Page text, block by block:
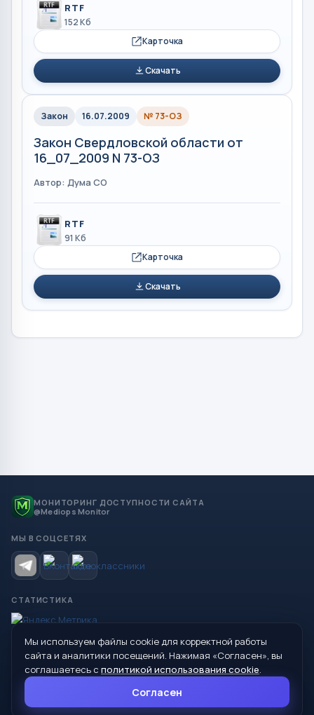
RTF
152 Кб
Карточка
Скачать
Закон 16.07.2009 № 73-ОЗ
Закон Свердловской области от
16_07_2009 N 73-ОЗ
Автор: Дума СО
RTF
91 Кб
Карточка
Скачать
МОНИТОРИНГ ДОСТУПНОСТИ САЙТА
@Mediops Monitor
МЫ В СОЦСЕТЯХ
СТАТИСТИКА
© 2026 Управление образования Администрации МО
Сухой Лог
624800, Свердловская область, г. Сухой Лог, ул. Кирова, дом 7
8 (34373) 4-33-85
Мы используем файлы cookie для корректной работы
сайта и аналитики посещений. Нажимая «Согласен», вы
соглашаетесь с политикой использования cookie.
Согласен